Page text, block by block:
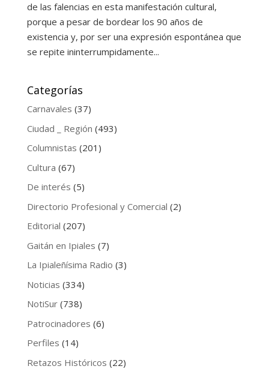
de las falencias en esta manifestación cultural,
porque a pesar de bordear los 90 años de
existencia y, por ser una expresión espontánea que
se repite ininterrumpidamente...
Categorías
Carnavales (37)
Ciudad _ Región (493)
Columnistas (201)
Cultura (67)
De interés (5)
Directorio Profesional y Comercial (2)
Editorial (207)
Gaitán en Ipiales (7)
La Ipialeñísima Radio (3)
Noticias (334)
NotiSur(738)
Patrocinadores (6)
Perfiles (14)
Retazos Históricos (22)